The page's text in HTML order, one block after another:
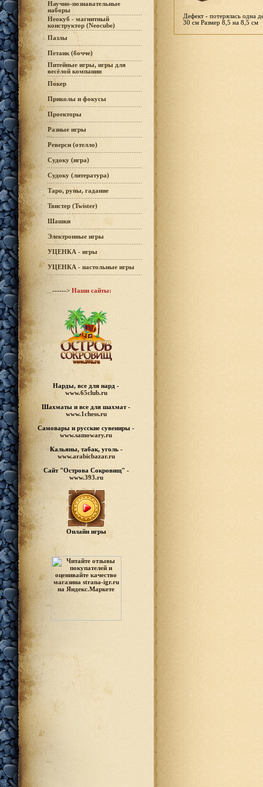
Научно-познавательные
наборы
Неокуб - магнитный
конструктор (Neocube)
Пазлы
Петанк (бочче)
Питейные игры, игры для
весёлой компании
Покер
Приколы и фокусы
Проекторы
Разные игры
Реверси (отелло)
Судоку (игра)
Судоку (литература)
Таро, руны, гадание
Твистер (Twister)
Шашки
Электронные игры
УЦЕНКА - игры
УЦЕНКА - настольные игры
------> Наши сайты:
Нарды, все для нард -
www.65club.ru
Шахматы и все для шахмат -
www.1chess.ru
Самовары и русские сувениры -
www.samowary.ru
Кальяны, табак, уголь -
www.arabicbazar.ru
Сайт "Острова Сокровищ" -
www.393.ru
Онлайн игры
Дефект - потерялась одна
30 см Размер 8,5 на 8,5 см